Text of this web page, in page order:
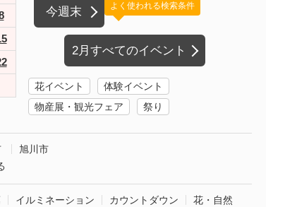
今週末
2月すべてのイベント
よく使われる検索条件
花イベント
体験イベント
物産展・観光フェア
祭り
旭川市
イルミネーション カウントダウン
花・自然